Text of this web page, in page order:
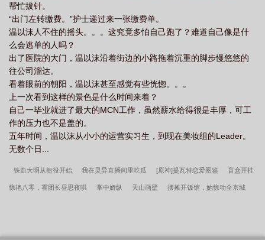
帮忙拔针。
“出门左转缴费。”护士递过来一张缴费单。
温以沫人不住的摇头。。。这究竟多怕自己跑了？难道自己像是什
么会逃单的人吗？
出了医院的大门，温以沫沿着街边的小路拖着沉重的脚步慢悠悠的
往公司溜达。
看着眼前的朝阳，温以沫甚至感觉有些恍惚。。。
上一次看到这样的景色是什么时间来着？
自己一毕业就进了最大的MCN工作，虽然薪水给得很是丰厚，可工
作的压力也不是盖的。
五年时间，温以沫从小小的运营实习生，到现在美妆组的Leader。
无数个日...
铁血大明从衙役开始 我在灵异直播间里吃瓜 [原神]提瓦特恋爱图鉴 盲盒开挂
惊艳八零，霍团长昼思夜哄 掌中娇纵 天山画壁 摆摊开饭馆，她惊动全京城